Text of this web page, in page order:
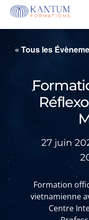
« Tous les
27 juin
Formation
vietnamienne
Centre